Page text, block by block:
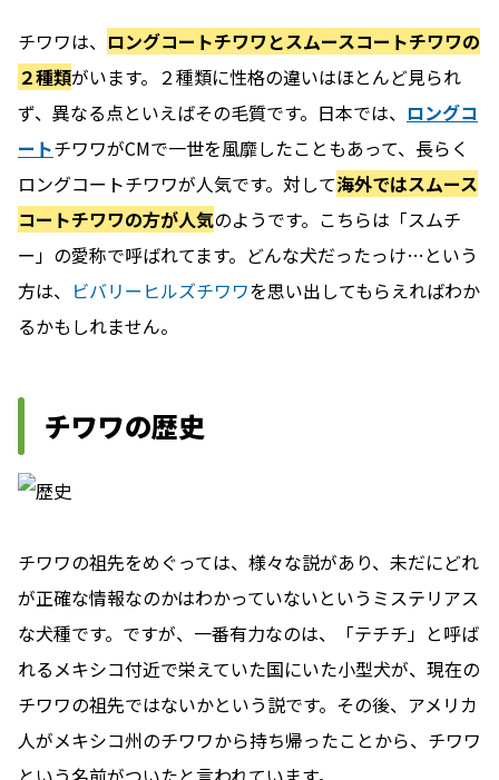
チワワは、 ロングコートチワワとスムースコートチワワの
２種類がいます。２種類に性格の違いはほとんど見られ
ず、異なる点といえばその毛質です。日本では、 ロングコ
ートチワワがCMで一世を風靡したこともあって、長らく
ロングコートチワワが人気です。対して海外ではスムース
コートチワワの方が人気のようです。こちらは「スムチ
ー」の愛称で呼ばれてます。どんな犬だったっけ…という
方は、 ビバリーヒルズチワワを思い出してもらえればわか
るかもしれません。
チワワの歴史
チワワの祖先をめぐっては、様々な説があり、未だにどれ
が正確な情報なのかはわかっていないというミステリアス
な犬種です。ですが、一番有力なのは、「テチチ」と呼ば
れるメキシコ付近で栄えていた国にいた小型犬が、現在の
チワワの祖先ではないかという説です。その後、アメリカ
人がメキシコ州のチワワから持ち帰ったことから、チワワ